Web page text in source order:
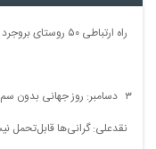
راه ارتباطی ۵۰ روستای بروجرد بر اثر بارش برف مسدود شد
۳ دسامبر: روز جهانی بدون سم + فیلم
نقدعلی: گرانی‌ها قابل‌تحمل